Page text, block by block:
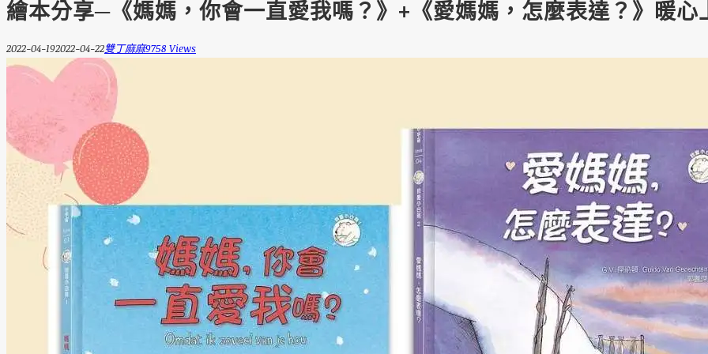
繪本分享─《媽媽，你會一直愛我嗎？》+《愛媽媽，怎麼表達？》暖心
2022-04-192022-04-22雙丁麻麻9758 Views